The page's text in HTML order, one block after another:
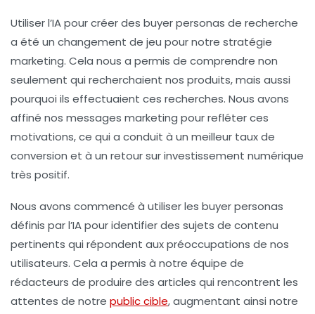
Utiliser l’IA pour créer des buyer personas de recherche
a été un changement de jeu pour notre stratégie
marketing. Cela nous a permis de comprendre non
seulement qui recherchaient nos produits, mais aussi
pourquoi ils effectuaient ces recherches. Nous avons
affiné nos messages marketing pour refléter ces
motivations, ce qui a conduit à un meilleur taux de
conversion et à un retour sur investissement numérique
très positif.
Nous avons commencé à utiliser les buyer personas
définis par l’IA pour identifier des sujets de contenu
pertinents qui répondent aux préoccupations de nos
utilisateurs. Cela a permis à notre équipe de
rédacteurs de produire des articles qui rencontrent les
attentes de notre public cible, augmentant ainsi notre